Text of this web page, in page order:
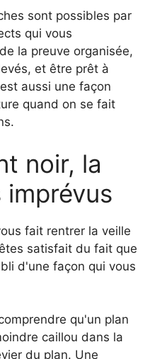
sont possibles par
qui vous
la preuve organisée,
et être prêt à
aussi une façon
quand on se fait
noir, la
fait rentrer la veille
satisfait du fait que
d'une façon qui vous
qu'un plan
caillou dans la
du plan. Une